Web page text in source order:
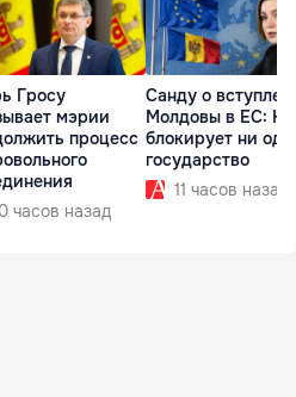
Гросу
мэрии
процесс
часов назад
Санду о
Молдовы в ЕС:
блокирует ни
государство
11 часов назад